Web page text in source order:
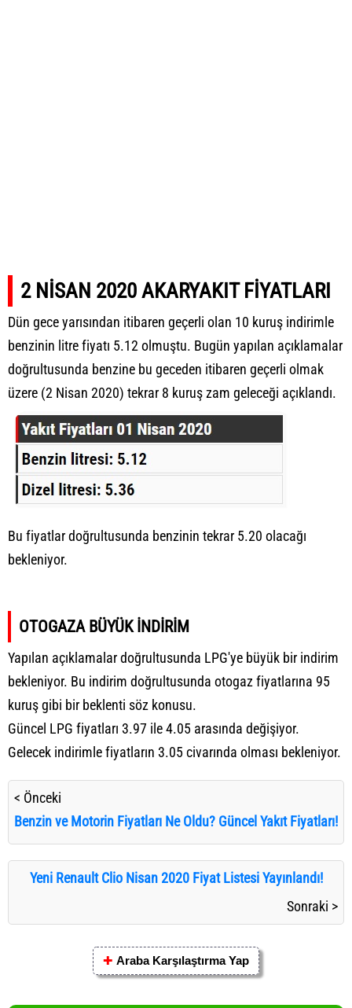
2 NİSAN 2020 AKARYAKIT FİYATLARI
Dün gece yarısından itibaren geçerli olan 10 kuruş indirimle
benzinin litre fiyatı 5.12 olmuştu. Bugün yapılan açıklamalar
doğrultusunda benzine bu geceden itibaren geçerli olmak
üzere (2 Nisan 2020) tekrar 8 kuruş zam geleceği açıklandı.
Bu fiyatlar doğrultusunda benzinin tekrar 5.20 olacağı
bekleniyor.
OTOGAZA BÜYÜK İNDİRİM
Yapılan açıklamalar doğrultusunda LPG'ye büyük bir indirim
bekleniyor. Bu indirim doğrultusunda otogaz fiyatlarına 95
kuruş gibi bir beklenti söz konusu.
Güncel LPG fiyatları 3.97 ile 4.05 arasında değişiyor.
Gelecek indirimle fiyatların 3.05 civarında olması bekleniyor.
< Önceki
Benzin ve Motorin Fiyatları Ne Oldu? Güncel Yakıt Fiyatları!
Yeni Renault Clio Nisan 2020 Fiyat Listesi Yayınlandı!
Sonraki >
✚ Araba Karşılaştırma Yap